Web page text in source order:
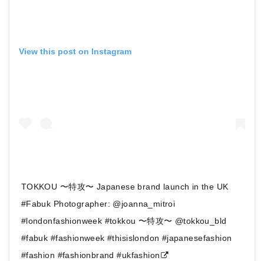
View this post on Instagram
TOKKOU 〜特攻〜 Japanese brand launch in the UK
#Fabuk Photographer: @joanna_mitroi
#londonfashionweek #tokkou 〜特攻〜 @tokkou_bld
#fabuk #fashionweek #thisislondon #japanesefashion
#fashion #fashionbrand #ukfashion